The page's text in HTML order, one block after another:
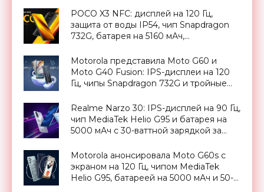
POCO X3 NFC: дисплей на 120 Гц,
защита от воды IP54, чип Snapdragon
732G, батарея на 5160 мАч,
ценник от 229 евро - «Смартфоны»
Motorola представила Moto G60 и
Moto G40 Fusion: IPS-дисплеи на 120
Гц, чипы Snapdragon 732G и тройные
Realme Narzo 30: IPS-дисплей на 90 Гц,
чип MediaTek Helio G95 и батарея на
5000 мАч с 30-ваттной зарядкой за
Motorola анонсировала Moto G60s с
экраном на 120 Гц, чипом MediaTek
Helio G95, батареей на 5000 мАч и 50-